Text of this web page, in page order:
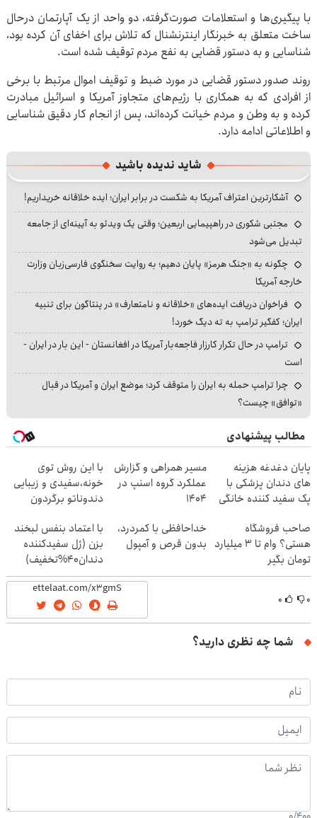
با پیگیری‌ها و استعلامات صورت‌گرفته، دو واحد از یک آپارتمان درحال
ساخت متعلق به خبرنگار اینترنشنال که تلاش برای اخفای آن کرده بود،
شناسایی و به دستور قضایی به نفع مردم توقیف شده است.
روند صدور دستور قضایی در مورد ضبط و توقیف اموال مرتبط با برخی
از افرادی که به همکاری با رژیم‌های متجاوز آمریکا و اسرائیل مبادرت
کرده و به وطن و مردم خیانت کرده‌اند، پس از انجام کار دقیق شناسایی
و اطلاعاتی ادامه دارد.
شاید ندیده باشید
آشکارترین اعتراف آمریکا به شکست در برابر ایران؛ ایده خلاقانه خریداریم!
مجتبی شکوری در راهپیمایی اربعین؛ وقتی یک ویدئو به آیینه‌ای از جامعه
تبدیل می‌شود
چگونه به «جنگ هرمز» پایان دهیم؛ به روایت سخنگوی فارسی‌زبان وزارت
خارجه آمریکا
فراخوان دریافت ایده‌های «خلاقانه و نامتعارف» در پنتاگون برای تنبیه
ایران؛ کفگیر ترامپ به ته دیگ خورد!
ترامپ در حال تکرار کارزار فاجعه‌بار آمریکا در افغانستان - این بار در ایران -
است
چرا ترامپ حمله به ایران را متوقف کرد؛ موضع ایران و آمریکا در قبال
«توافق» چیست؟
مطالب پیشنهادی
پایان دغدغه هزینه
های دندان پزشکی با
پک سفید کننده خانگی
مسیر همراهی و گزارش
عملکرد گروه اسنپ در
۱۴۰۴
با این روش توی
خونه،سفیدی و زیبایی
دندوناتو برگردون
صاحب فروشگاه
هستی؟ وام تا ۳ میلیارد
تومان بگیر
خداحافظی با کمردرد،
بدون قرص و آمپول
با اعتماد بنفس لبخند
بزن (ژل سفیدکننده
دندان40%تخفیف)
۰ ۰
شما چه نظری دارید؟